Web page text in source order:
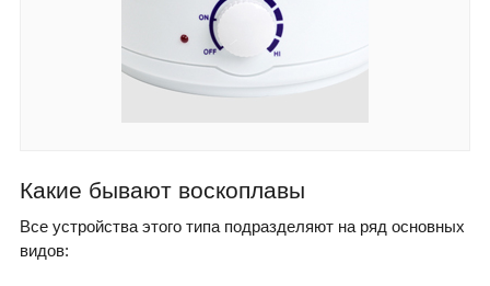
Какие бывают воскоплавы
Все устройства этого типа подразделяют на ряд основных
видов: